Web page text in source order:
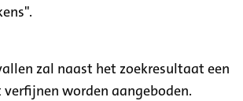
zal naast het zoekresultaat een
worden aangeboden.